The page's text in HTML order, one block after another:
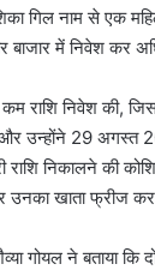
गिल नाम से एक
बाजार में निवेश कर
राशि निवेश की,
और उन्होंने 29
राशि निकालने की
खाता फ्रीज
गोयल ने बताया